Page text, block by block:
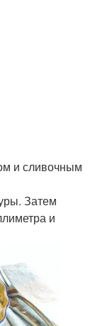
и сливочным
Затем
и